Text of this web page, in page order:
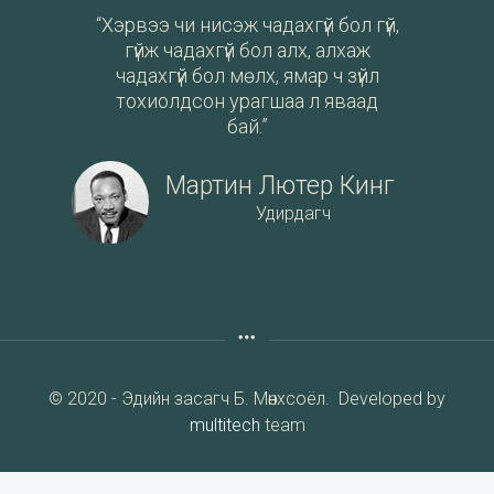
“Хэрвээ чи нисэж чадахгүй бол гүй,
гүйж чадахгүй бол алх, алхаж
чадахгүй бол мөлх, ямар ч зүйл
тохиолдсон урагшаа л яваад
бай.”
Мартин Лютер Кинг
Удирдагч
© 2020 - Эдийн засагч Б. Мөнхсоёл. Developed by
multitech team